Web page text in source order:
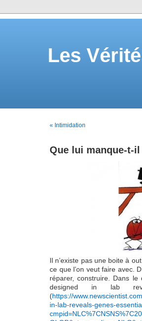
Les
« Intimidation
Que lui manque-t-il
Il n’existe pas une boite à
ce que l’on veut faire avec.
réparer, construire. Dans le
designed in lab
(https://
in-lab-reveals-genes-